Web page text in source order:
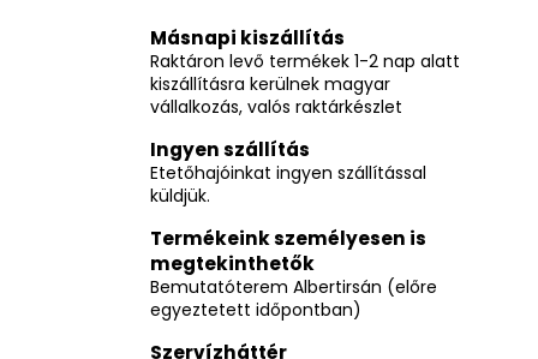
Másnapi kiszállítás
Raktáron levő termékek 1-2 nap alatt
kiszállításra kerülnek magyar
vállalkozás, valós raktárkészlet
Ingyen szállítás
Etetőhajóinkat ingyen szállítással
küldjük.
Termékeink személyesen is
megtekinthetők
Bemutatóterem Albertirsán (előre
egyeztetett időpontban)
Szervízháttér